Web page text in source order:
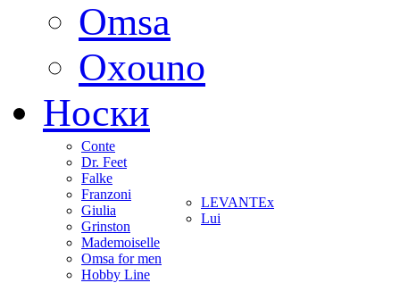
Omsa
Oxouno
Носки
Conte
Dr. Feet
Falke
Franzoni
Giulia
Grinston
Mademoiselle
Omsa for men
Hobby Line
LEVANTEx
Lui